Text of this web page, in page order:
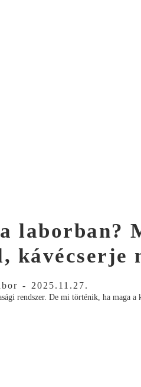
laborban?
kávécserje
- 2025.11.27.
rendszer. De mi történik, ha maga a